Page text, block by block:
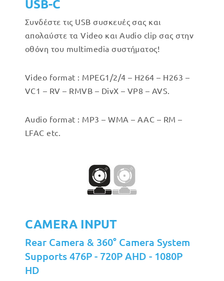
USB-C
Συνδέστε τις USB συσκευές σας και
απολαύστε τα Video και Audio clip σας στην
οθόνη του multimedia συστήματος!
Video format : MPEG1/2/4 – H264 – H263 –
VC1 – RV – RMVB – DivX – VP8 – AVS.
Audio format : MP3 – WMA – AAC – RM –
LFAC etc.
CAMERA INPUT
Rear Camera & 360° Camera System
Supports 476P - 720P AHD - 1080P
HD